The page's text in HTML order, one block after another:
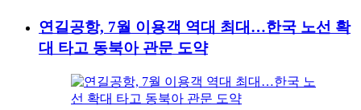
연길공항, 7월 이용객 역대 최대…한국 노선 확
대 타고 동북아 관문 도약